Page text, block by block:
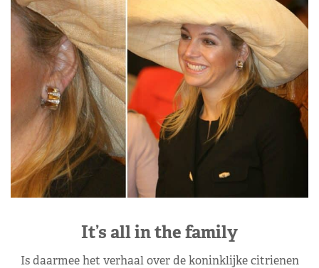
It’s all in the family
Is daarmee het verhaal over de koninklijke citrienen